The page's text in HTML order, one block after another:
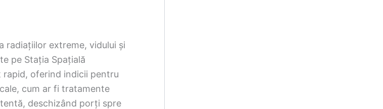
radiațiilor extreme, vidului și
pe Stația Spațială
rapid, oferind indicii pentru
cum ar fi tratamente
deschizând porți spre